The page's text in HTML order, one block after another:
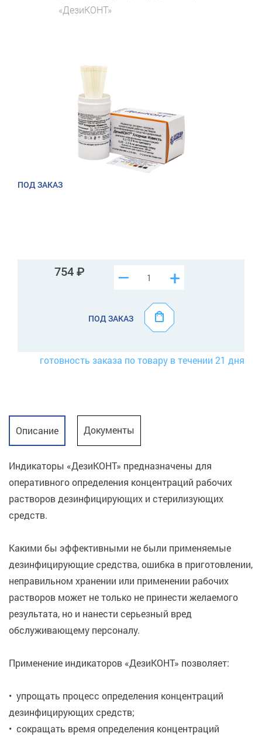
«ДезиКОНТ»
ПОД ЗАКАЗ
754 +
–
ПОД ЗАКАЗ
готовность заказа по товару в течении 21 дня
Описание Документы
Индикаторы «ДезиКОНТ» предназначены для
оперативного определения концентраций рабочих
растворов дезинфицирующих и стерилизующих
средств.
Какими бы эффективными не были применяемые
дезинфицирующие средства, ошибка в приготовлении,
неправильном хранении или применении рабочих
растворов может не только не принести желаемого
результата, но и нанести серьезный вред
обслуживающему персоналу.
Применение индикаторов «ДезиКОНТ» позволяет:
• упрощать процесс определения концентраций
дезинфицирующих средств;
• сокращать время определения концентраций